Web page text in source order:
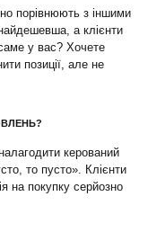
порівнюють з іншими
а клієнти
у вас? Хочете
позиції, але не
керований
то пусто». Клієнти
на покупку серйозно